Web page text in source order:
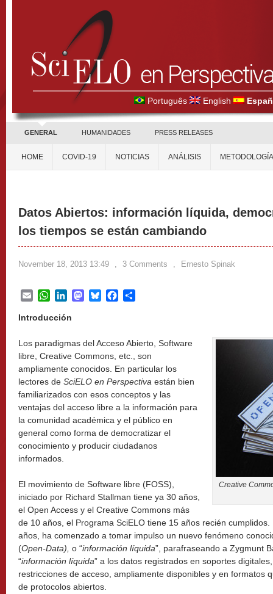
Português English
GENERAL HUMANIDADES PRESS RELEASES
HOME COVID-19 NOTICIAS ANÁLISIS METODOLOGÍA
Datos Abiertos: información líquida,
los tiempos se están cambiando
November 18, 2013 13:49 , 3 Comments , Ernesto Spinak
EmailWhatsApp
LinkedInMastodon
BlueskyFacebook
Introducción
Creative
Los paradigmas del Acceso Abierto, Software
libre, Creative Commons, etc., son
ampliamente conocidos. En particular los
lectores de SciELO en Perspectiva están bien
familiarizados con esos conceptos y las
ventajas del acceso libre a la información para
la comunidad académica y el público en
general como forma de democratizar el
conocimiento y producir ciudadanos
informados.
El movimiento de Software libre (FOSS),
iniciado por Richard Stallman tiene ya 30 años,
el Open Access y el Creative Commons más
de 10 años, el Programa SciELO tiene 15 años recién
años, ha comenzado a tomar impulso un nuevo fenómeno
(Open-Data), o “información líquida”, parafraseando a Zygmunt
“información líquida” a los datos registrados en soportes
restricciones de acceso, ampliamente disponibles y en formatos
de protocolos abiertos.